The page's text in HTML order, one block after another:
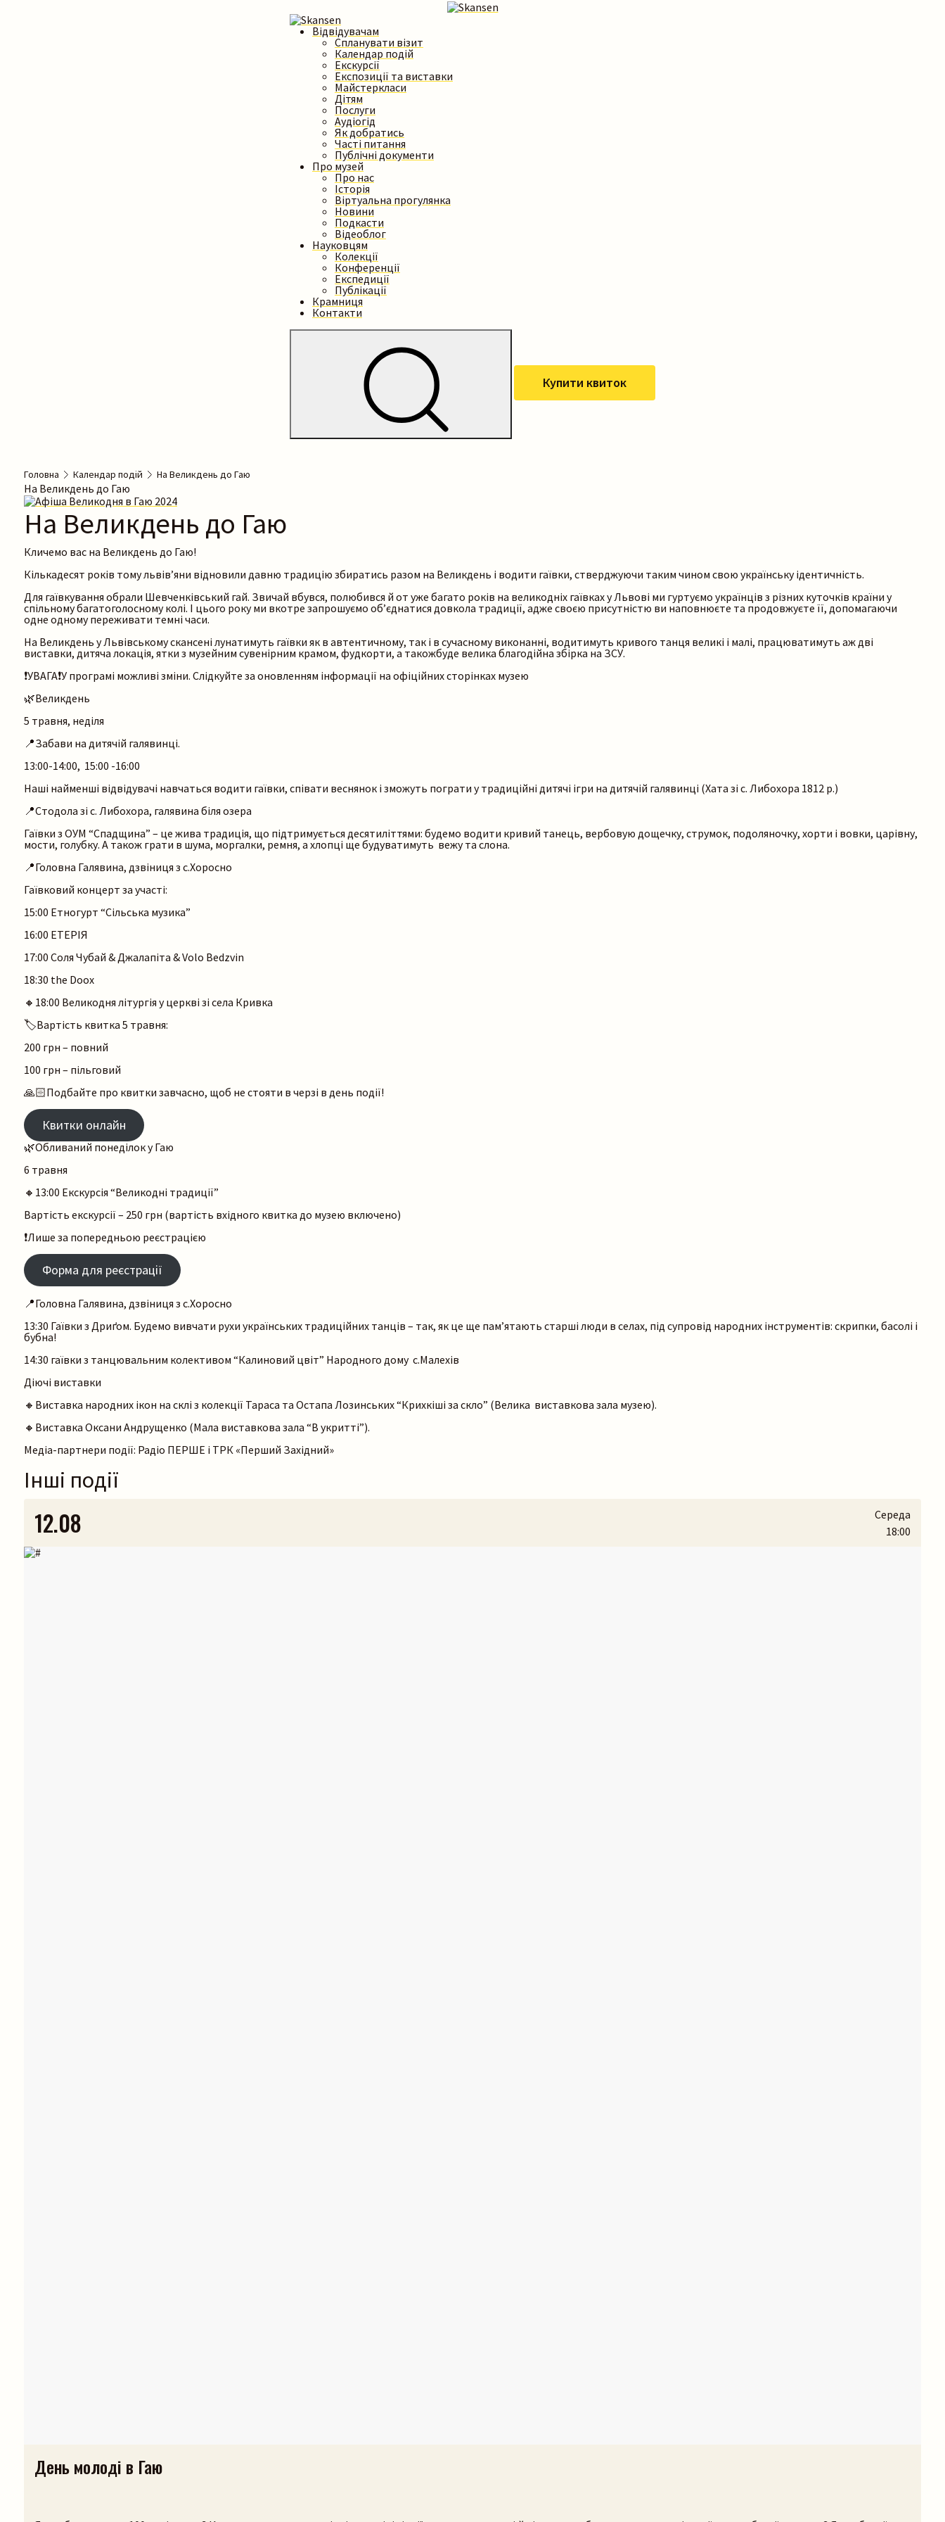
Відвідувачам
Спланувати візит
Календар подій
Екскурсії
Експозиції та виставки
Майстеркласи
Дітям
Послуги
Аудіогід
Як добратись
Часті питання
Публічні документи
Про музей
Про нас
Історія
Віртуальна прогулянка
Новини
Подкасти
Відеоблог
Науковцям
Колекції
Конференції
Експедиції
Публікації
Крамниця
Контакти
Купити квиток
Головна Календар подій На Великдень до Гаю
На Великдень до Гаю
На Великдень до Гаю
Кличемо вас на Великдень до Гаю!
Кількадесят років тому львів’яни відновили давню традицію збиратись разом на Великдень і водити гаївки, стверджуючи таким чином свою українську ідентичність.
Для гаївкування обрали Шевченківський гай. Звичай вбувся, полюбився й от уже багато років на великодніх гаївках у Львові ми гуртуємо українців з різних куточків країни у
спільному багатоголосному колі. І цього року ми вкотре запрошуємо об’єднатися довкола традиції, адже своєю присутністю ви наповнюєте та продовжуєте її, допомагаючи
одне одному переживати темні часи.
На Великдень у Львівському скансені лунатимуть гаївки як в автентичному, так і в сучасному виконанні, водитимуть кривого танця великі і малі, працюватимуть аж дві
виставки, дитяча локація, ятки з музейним сувенірним крамом, фудкорти, а такожбуде велика благодійна збірка на ЗСУ.
❗️УВАГА❗️У програмі можливі зміни. Слідкуйте за оновленням інформації на офіційних сторінках музею
🌿Великдень
5 травня, неділя
📍Забави на дитячій галявинці.
13:00-14:00, 15:00 -16:00
Наші найменші відвідувачі навчаться водити гаївки, співати веснянок і зможуть пограти у традиційні дитячі ігри на дитячій галявинці (Хата зі с. Либохора 1812 р.)
📍Стодола зі с. Либохора, галявина біля озера
Гаївки з ОУМ “Спадщина” – це жива традиція, що підтримується десятиліттями: будемо водити кривий танець, вербовую дощечку, струмок, подоляночку, хорти і вовки, царівну,
мости, голубку. А також грати в шума, моргалки, ремня, а хлопці ще будуватимуть вежу та слона.
📍Головна Галявина, дзвіниця з с.Хоросно
Гаївковий концерт за участі:
15:00 Етногурт “Сільська музика”
16:00 ЕТЕРІЯ
17:00 Соля Чубай & Джалапіта & Volo Bedzvin
18:30 the Doox
🔸18:00 Великодня літургія у церкві зі села Кривка
🏷️Вартість квитка 5 травня:
200 грн – повний
100 грн – пільговий
🙏🏻Подбайте про квитки завчасно, щоб не стояти в черзі в день події!
Квитки онлайн
🌿Обливаний понеділок у Гаю
6 травня
🔸13:00 Екскурсія “Великодні традиції”
Вартість екскурсії – 250 грн (вартість вхідного квитка до музею включено)
❗️Лише за попередньою реєстрацією
Форма для реєстрації
📍Головна Галявина, дзвіниця з с.Хоросно
13:30 Гаївки з Дриґом. Будемо вивчати рухи українських традиційних танців – так, як це ще пам’ятають старші люди в селах, під супровід народних інструментів: скрипки, басолі і
бубна!
14:30 гаївки з танцювальним колективом “Калиновий цвіт” Народного дому с.Малехів
Діючі виставки
🔸Виставка народних ікон на склі з колекції Тараса та Остапа Лозинських “Крихкіші за скло” (Велика виставкова зала музею).
🔸Виставка Оксани Андрущенко (Мала виставкова зала “В укритті”).
Медіа-партнери події: Радіо ПЕРШЕ і ТРК «Перший Західний»
Інші події
12.08
Середа
18:00
День молоді в Гаю